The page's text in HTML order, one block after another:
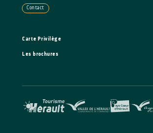
Contact
Carte Privilège
Les brochures